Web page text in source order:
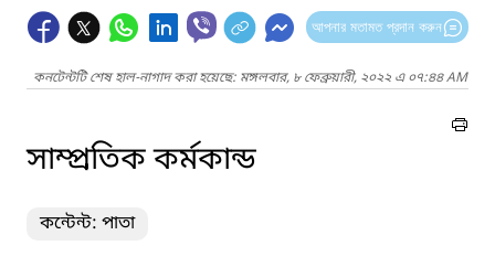
আপনার মতামত প্রদান করুন
কনটেন্টটি শেষ হাল-নাগাদ করা হয়েছে: মঙ্গলবার, ৮ ফেব্রুয়ারী, ২০২২ এ ০৭:৪৪ AM
সাম্প্রতিক কর্মকান্ড
কন্টেন্ট: পাতা